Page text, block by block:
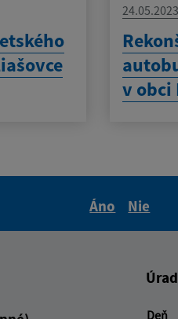
24.05.2023
v obci
Áno
Nie
Deň